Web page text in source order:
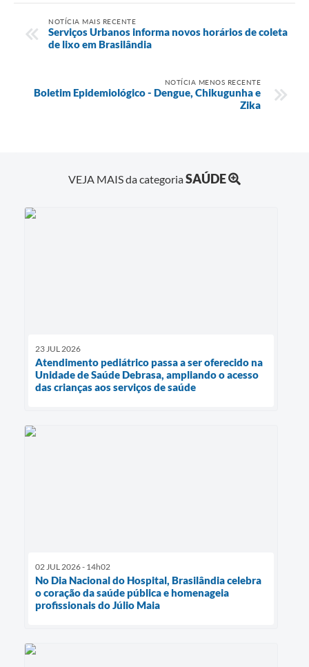
NOTÍCIA MAIS RECENTE
Serviços Urbanos informa novos horários de coleta
de lixo em Brasilândia
NOTÍCIA MENOS RECENTE
Boletim Epidemiológico - Dengue, Chikugunha e
Zika
VEJA MAIS da categoriaSAÚDE
23 JUL 2026
Atendimento pediátrico passa a ser oferecido na
Unidade de Saúde Debrasa, ampliando o acesso
das crianças aos serviços de saúde
02 JUL 2026 - 14h02
No Dia Nacional do Hospital, Brasilândia celebra
o coração da saúde pública e homenageia
profissionais do Júlio Maia